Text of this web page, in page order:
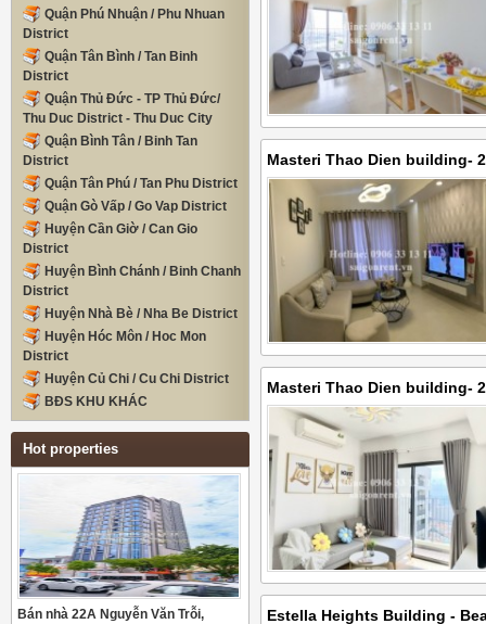
Quận Phú Nhuận / Phu Nhuan
District
Quận Tân Bình / Tan Binh
District
Quận Thủ Đức - TP Thủ Đức/
Thu Duc District - Thu Duc City
Quận Bình Tân / Binh Tan
District
Quận Tân Phú / Tan Phu District
Quận Gò Vấp / Go Vap District
Huyện Cần Giờ / Can Gio
District
Huyện Bình Chánh / Binh Chanh
District
Huyện Nhà Bè / Nha Be District
Huyện Hóc Môn / Hoc Mon
District
Huyện Củ Chi / Cu Chi District
BĐS KHU KHÁC
Hot properties
Bán nhà 22A Nguyễn Văn Trỗi,
Masteri Thao Dien building-
View with 02 bedrooms, 02
USD
Masteri Thao Dien building-
bedrooms, 02 bathrooms,
Estella Heights Building -